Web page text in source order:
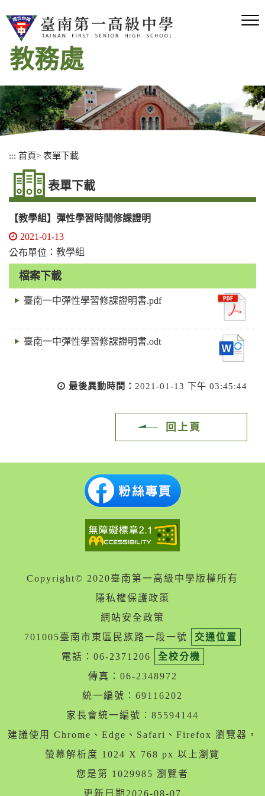
到
區
塊
教務處
::: 首頁> 表單下載
表單下載
【教學組】彈性學習時間修課證明
2021-01-13
公布單位 ：教學組
檔案下載
臺南一中彈性學習修課證明書.pdf
臺南一中彈性學習修課證明書.odt
最後異動時間： 2021-01-13 下午 03:45:44
回上頁
Copyright© 2020臺南第一高級中學版權所有
隱私權保護政策
網站安全政策
701005臺南市東區民族路一段一號
交通位置
電話：06-2371206
全校分機
傳真：06-2348972
統一編號︰69116202
家長會統一編號︰85594144
建議使用 Chrome、Edge、Safari、Firefox 瀏覽器，
螢幕解析度 1024 X 768 px 以上瀏覽
您是第 1029985 瀏覽者
更新日期2026-08-07